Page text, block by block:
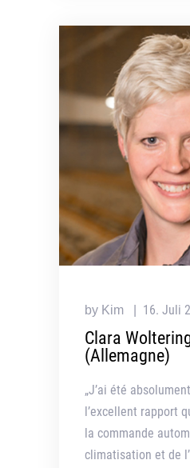
by Kim 16. Juli
Clara
(Allemagne)
„J’ai été
l’excellent rapport
la commande
climatisation et de